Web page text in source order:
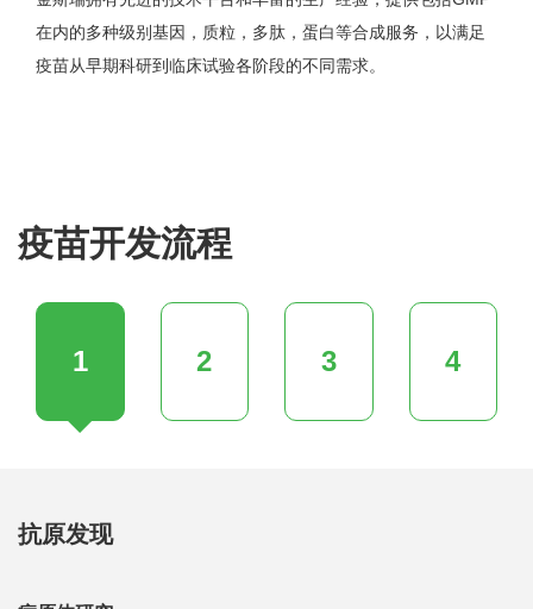
在内的多种级别基因，质粒，多肽，蛋白等合成服务，以满足
疫苗从早期科研到临床试验各阶段的不同需求。
疫苗开发流程
1 2 3 4
抗原发现